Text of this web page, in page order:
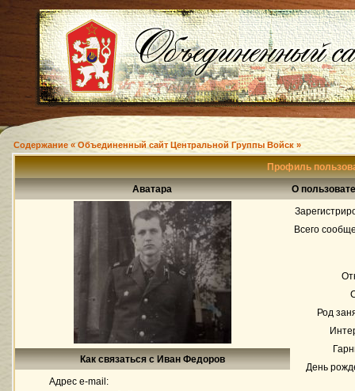
Содержание « Объединенный сайт Центральной Группы Войск »
Профиль
Аватара
О
Всего
Род
День
Как связаться с Иван Федоров
Адрес e-mail: